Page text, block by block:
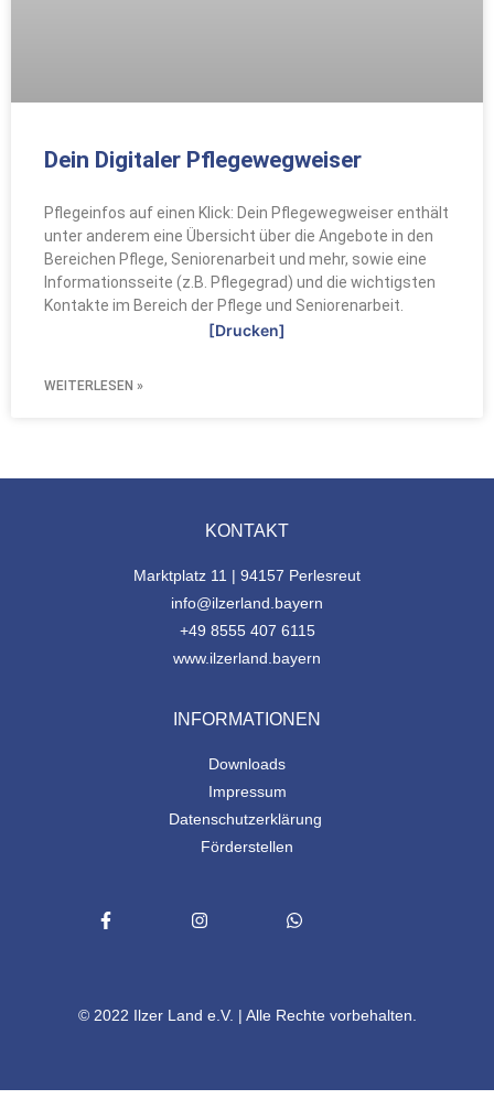
Dein Digitaler Pflegewegweiser
Pflegeinfos auf einen Klick: Dein Pflegewegweiser enthält
unter anderem eine Übersicht über die Angebote in den
Bereichen Pflege, Seniorenarbeit und mehr, sowie eine
Informationsseite (z.B. Pflegegrad) und die wichtigsten
Kontakte im Bereich der Pflege und Seniorenarbeit.
[Drucken]
WEITERLESEN »
KONTAKT
Marktplatz 11 | 94157 Perlesreut
info@ilzerland.bayern
+49 8555 407 6115
www.ilzerland.bayern
INFORMATIONEN
Downloads
Impressum
Datenschutzerklärung
Förderstellen
© 2022 Ilzer Land e.V. | Alle Rechte vorbehalten.